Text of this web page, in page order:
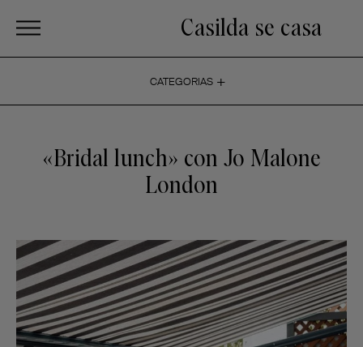
Casilda se casa
CATEGORIAS +
«Bridal lunch» con Jo Malone
London